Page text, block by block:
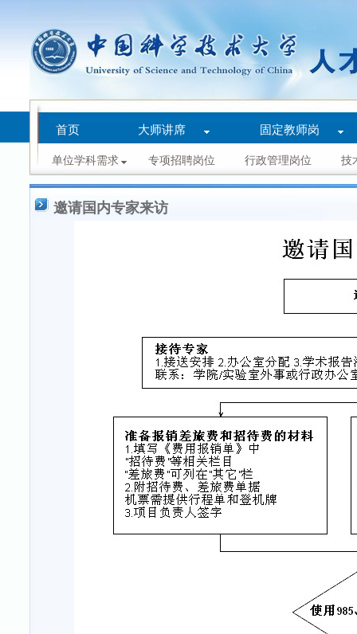
首页 大师讲席 固定教师岗
单位学科需求 专项招聘岗位 行政管理岗位 技
邀请国内专家来访